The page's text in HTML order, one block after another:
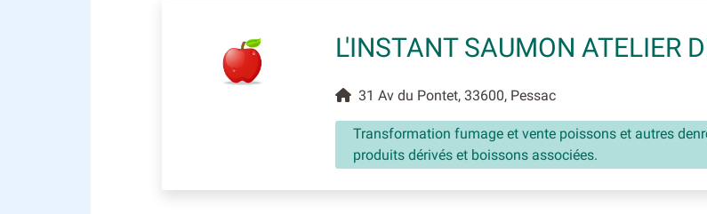
L'INSTANT SAUMON ATELIER
31 Av du Pontet, 33600, Pessac
Transformation fumage et vente poissons et autres
produits dérivés et boissons associées.